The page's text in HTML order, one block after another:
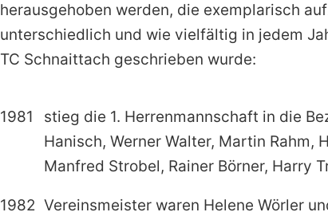
herausgehoben werden, die exemplarisch
unterschiedlich und wie vielfältig in jedem
TC Schnaittach geschrieben wurde:
1981
stieg die 1. Herrenmannschaft in die
Hanisch, Werner Walter, Martin Rahm,
Manfred Strobel, Rainer Börner, Harry
1982 Vereinsmeister waren Helene Wörler